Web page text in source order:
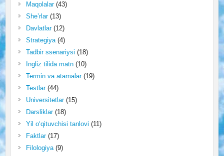
Maqolalar(43)
She’rlar(13)
Davlatlar(12)
Strategiya(4)
Tadbir ssenariysi (18)
Ingliz tilida matn(10)
Termin va atamalar(19)
Testlar(44)
Universitetlar(15)
Darsliklar(18)
Yil o‘qituvchisi tanlovi (11)
Faktlar(17)
Filologiya(9)